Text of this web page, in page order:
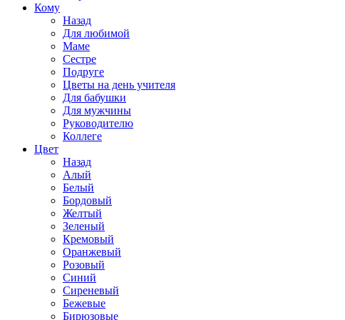
Кому
Назад
Для любимой
Маме
Сестре
Подруге
Цветы на день учителя
Для бабушки
Для мужчины
Руководителю
Коллеге
Цвет
Назад
Алый
Белый
Бордовый
Желтый
Зеленый
Кремовый
Оранжевый
Розовый
Синий
Сиреневый
Бежевые
Бирюзовые